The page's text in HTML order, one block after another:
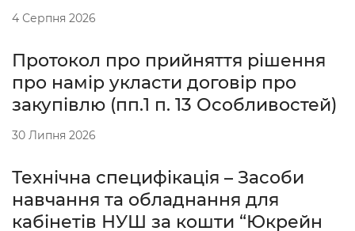
4 Серпня 2026
Протокол про прийняття рішення
про намір укласти договір про
закупівлю (пп.1 п. 13 Особливостей)
30 Липня 2026
Технічна специфікація – Засоби
навчання та обладнання для
кабінетів НУШ за кошти “Юкрейн